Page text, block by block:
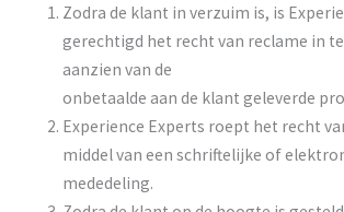
Zodra de klant in verzuim is, is
gerechtigd het recht van reclame in
aanzien van de
onbetaalde aan de klant geleverde
Experience Experts roept het recht
middel van een schriftelijke of
mededeling.